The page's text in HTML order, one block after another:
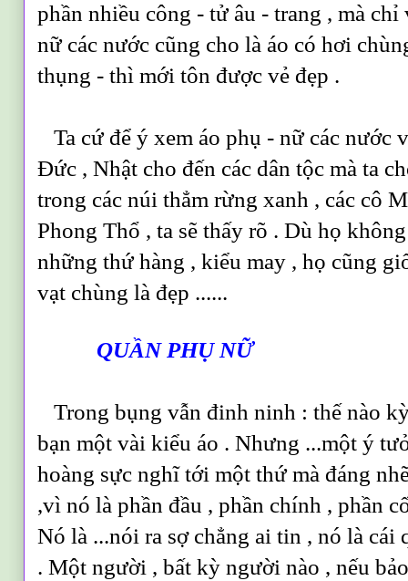
phần nhiều công - tử âu - trang , mà
nữ các nước cũng cho là áo có hơi
thụng - thì mới tôn được vẻ đẹp .
Ta cứ để ý xem áo phụ - nữ các nước
Đức , Nhật cho đến các dân tộc mà ta
trong các núi thẳm rừng xanh , các cô
Phong Thổ , ta sẽ thấy rõ . Dù họ
những thứ hàng , kiểu may , họ cũng
vạt chùng là đẹp ......
QUẦN PHỤ NỮ
Trong bụng vẫn đinh ninh : thế nào
bạn một vài kiểu áo . Nhưng ...một ý
hoàng sực nghĩ tới một thứ mà đáng
,vì nó là phần đầu , phần chính , phần
Nó là ...nói ra sợ chẳng ai tin , nó là cái
. Một người , bất kỳ người nào , nếu